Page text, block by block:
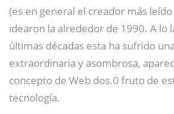
(es en general el creador más
idearon la alrededor de 1990. A lo
últimas décadas esta ha sufrido
extraordinaria y asombrosa,
concepto de Web dos.0 fruto de
tecnología.